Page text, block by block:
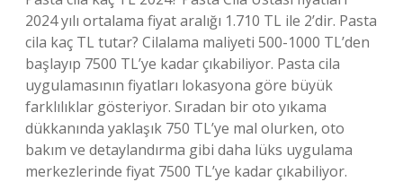
2024 yılı ortalama fiyat aralığı 1.710 TL ile 2’dir. Pasta
cila kaç TL tutar? Cilalama maliyeti 500-1000 TL’den
başlayıp 7500 TL’ye kadar çıkabiliyor. Pasta cila
uygulamasının fiyatları lokasyona göre büyük
farklılıklar gösteriyor. Sıradan bir oto yıkama
dükkanında yaklaşık 750 TL’ye mal olurken, oto
bakım ve detaylandırma gibi daha lüks uygulama
merkezlerinde fiyat 7500 TL’ye kadar çıkabiliyor.